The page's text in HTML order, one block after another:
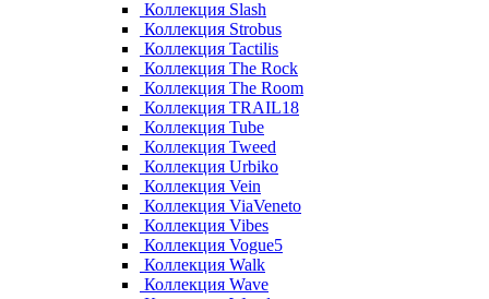
Коллекция Slash
Коллекция Strobus
Коллекция Tactilis
Коллекция The Rock
Коллекция The Room
Коллекция TRAIL18
Коллекция Tube
Коллекция Tweed
Коллекция Urbiko
Коллекция Vein
Коллекция ViaVeneto
Коллекция Vibes
Коллекция Vogue5
Коллекция Walk
Коллекция Wave